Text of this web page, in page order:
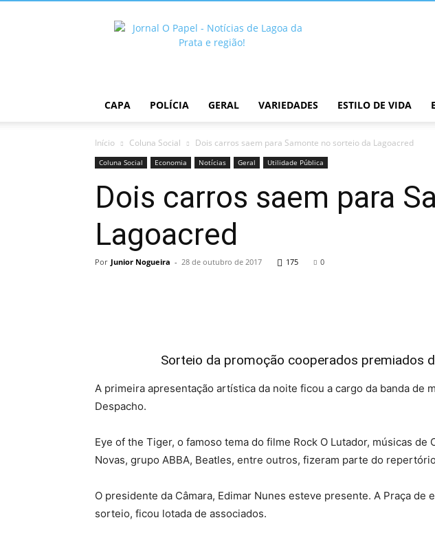
O
Papel
CAPA POLÍCIA GERAL VARIEDADES ESTILO DE VIDA
Início Coluna Social Dois carros saem para Samonte no sorteio da Lagoacred
Coluna Social Economia Notícias Geral Utilidade Pública
Dois carros saem para
Lagoacred
Por Junior Nogueira - 28 de outubro de 2017 175 0
Sorteio da promoção cooperados premiados
A primeira apresentação artística da noite ficou a cargo da banda de
Despacho.
Eye of the Tiger, o famoso tema do filme Rock O Lutador, músicas de
Novas, grupo ABBA, Beatles, entre outros, fizeram parte do
O presidente da Câmara, Edimar Nunes esteve presente. A Praça de
sorteio, ficou lotada de associados.